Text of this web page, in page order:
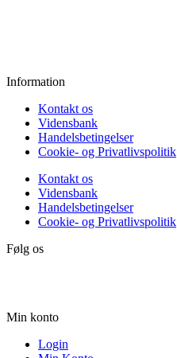
Information
Kontakt os
Vidensbank
Handelsbetingelser
Cookie- og Privatlivspolitik
Kontakt os
Vidensbank
Handelsbetingelser
Cookie- og Privatlivspolitik
Følg os
Min konto
Login